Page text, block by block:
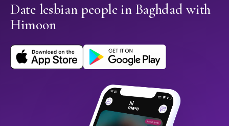
Date lesbian people in Baghdad with
Himoon